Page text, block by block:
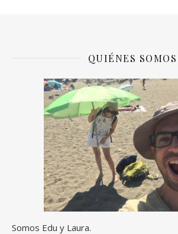
QUIÉNES SOMOS
Somos Edu y Laura.